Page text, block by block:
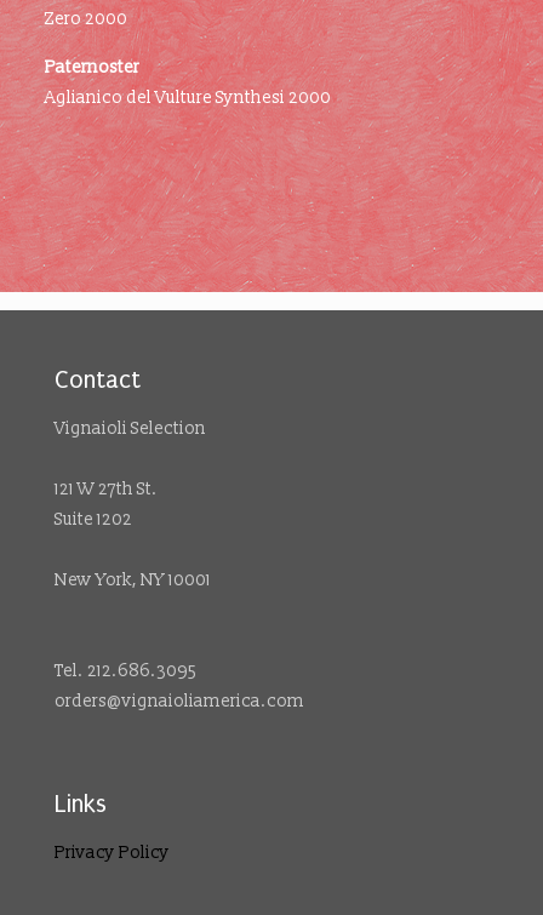
Zero 2000
Paternoster
Aglianico del Vulture Synthesi 2000
Contact
Vignaioli Selection
121 W 27th St.
Suite 1202
New York, NY 10001
Tel. 212.686.3095
orders@vignaioliamerica.com
Links
Privacy Policy